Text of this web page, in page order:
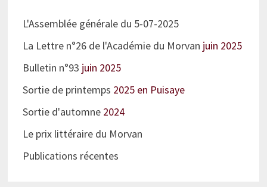
L'Assemblée générale du 5-07-2025
La Lettre n°26 de l'Académie du Morvan juin 2025
Bulletin n°93 juin 2025
Sortie de printemps 2025 en Puisaye
Sortie d'automne2024
Le prix littéraire du Morvan
Publications récentes